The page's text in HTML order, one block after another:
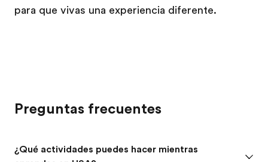
para que vivas una experiencia diferente.
Preguntas frecuentes
¿Qué actividades puedes hacer mientras